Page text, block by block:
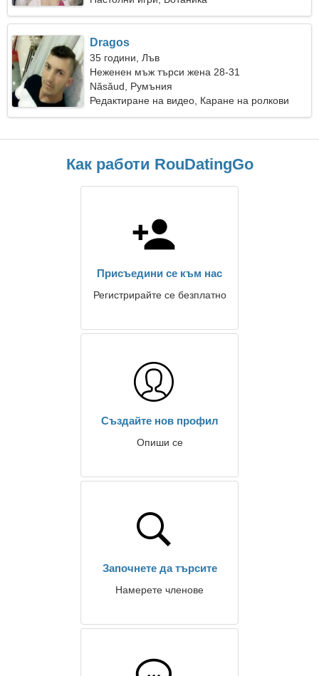
Dragos
35 години, Лъв
Неженен мъж търси жена 28-31
Năsăud, Румъния
Редактиране на видео, Каране на ролкови
кънки
Как работи RouDatingGo
Присъедини се към нас
Регистрирайте се безплатно
Създайте нов профил
Опиши се
Започнете да търсите
Намерете членове